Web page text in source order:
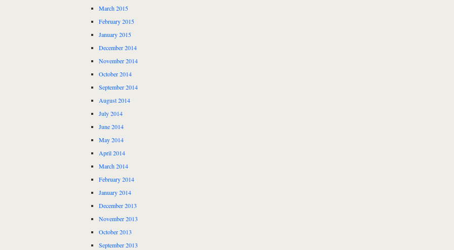
March 2015
February 2015
January 2015
December 2014
November 2014
October 2014
September 2014
August 2014
July 2014
June 2014
May 2014
April 2014
March 2014
February 2014
January 2014
December 2013
November 2013
October 2013
September 2013